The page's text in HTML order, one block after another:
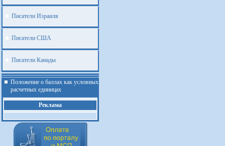
Писатели Израиля
Писатели США
Писатели Канады
Положение о баллах как условных
расчетных единицах
Реклама